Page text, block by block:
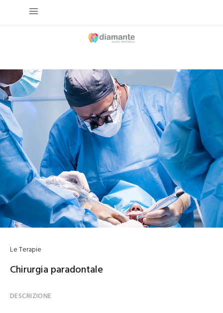
Le Terapie
Chirurgia paradontale
DESCRIZIONE